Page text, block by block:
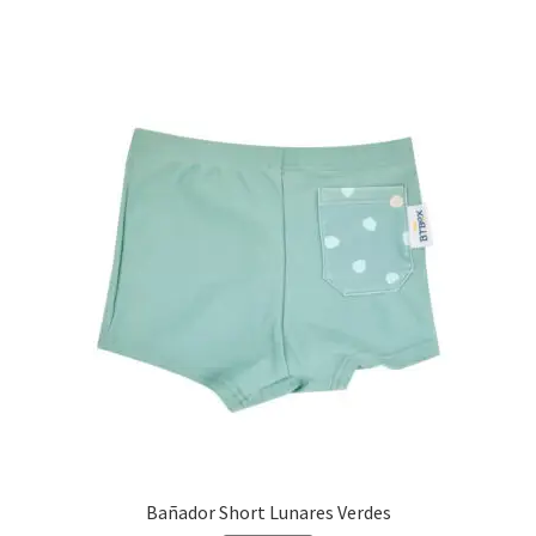
Bañador Short Lunares Verdes